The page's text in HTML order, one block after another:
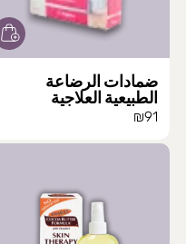
ضمادات الرضاعة
الطبيعية العلاجية
₪91